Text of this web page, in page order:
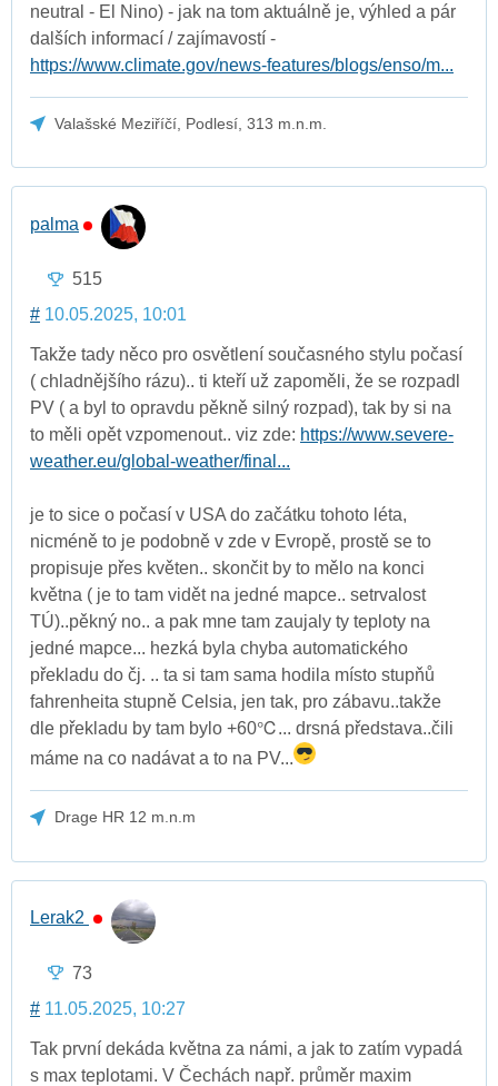
neutral - El Nino) - jak na tom aktuálně je, výhled a pár
dalších informací / zajímavostí -
https://www.climate.gov/news-features/blogs/enso/m...
Valašské Meziříčí, Podlesí, 313 m.n.m.
palma
515
# 10.05.2025, 10:01
Takže tady něco pro osvětlení současného stylu počasí
( chladnějšího rázu).. ti kteří už zapoměli, že se rozpadl
PV ( a byl to opravdu pěkně silný rozpad), tak by si na
to měli opět vzpomenout.. viz zde: https://www.severe-
weather.eu/global-weather/final...
je to sice o počasí v USA do začátku tohoto léta,
nicméně to je podobně v zde v Evropě, prostě se to
propisuje přes květen.. skončit by to mělo na konci
května ( je to tam vidět na jedné mapce.. setrvalost
TÚ)..pěkný no.. a pak mne tam zaujaly ty teploty na
jedné mapce... hezká byla chyba automatického
překladu do čj. .. ta si tam sama hodila místo stupňů
fahrenheita stupně Celsia, jen tak, pro zábavu..takže
dle překladu by tam bylo +60℃... drsná představa..čili
máme na co nadávat a to na PV...
Drage HR 12 m.n.m
Lerak2
73
# 11.05.2025, 10:27
Tak první dekáda května za námi, a jak to zatím vypadá
s max teplotami. V Čechách např. průměr maxim